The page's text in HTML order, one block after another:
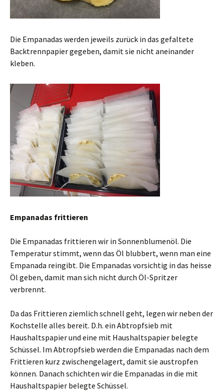
Die Empanadas werden jeweils zurück in das gefaltete
Backtrennpapier gegeben, damit sie nicht aneinander
kleben.
Empanadas frittieren
Die Empanadas frittieren wir in Sonnenblumenöl. Die
Temperatur stimmt, wenn das Öl blubbert, wenn man eine
Empanada reingibt. Die Empanadas vorsichtig in das heisse
Öl geben, damit man sich nicht durch Öl-Spritzer
verbrennt.
Da das Frittieren ziemlich schnell geht, legen wir neben der
Kochstelle alles bereit. D.h. ein Abtropfsieb mit
Haushaltspapier und eine mit Haushaltspapier belegte
Schüssel. Im Abtropfsieb werden die Empanadas nach dem
Frittieren kurz zwischengelagert, damit sie austropfen
können. Danach schichten wir die Empanadas in die mit
Haushaltspapier belegte Schüssel.